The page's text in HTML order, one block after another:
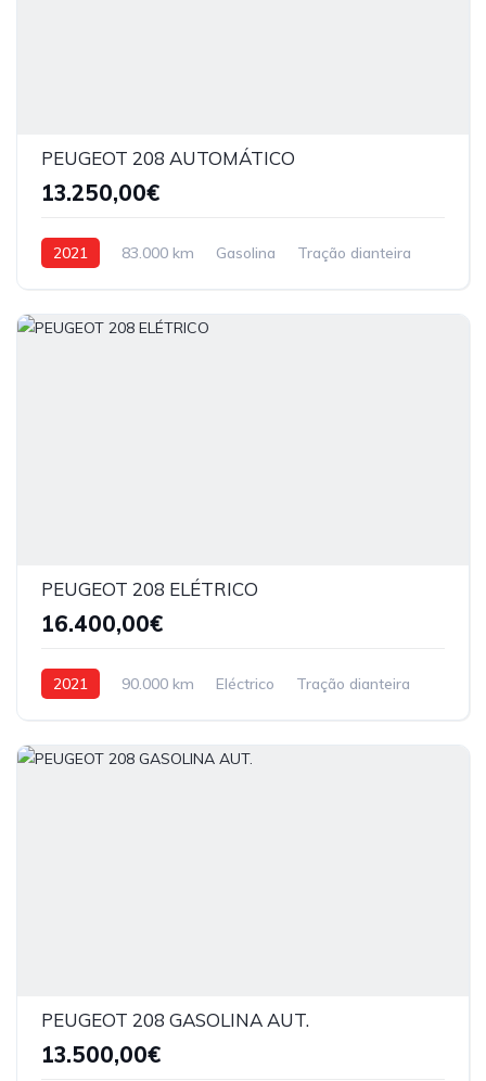
PEUGEOT 208 AUTOMÁTICO
13.250,00€
2021 83.000 km Gasolina Tração dianteira
PEUGEOT 208 ELÉTRICO
16.400,00€
2021 90.000 km Eléctrico Tração dianteira
PEUGEOT 208 GASOLINA AUT.
13.500,00€